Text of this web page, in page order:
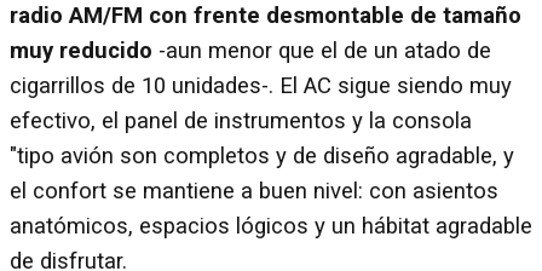
radio AM/FM con frente desmontable de tamaño
muy reducido -aun menor que el de un atado de
cigarrillos de 10 unidades-. El AC sigue siendo muy
efectivo, el panel de instrumentos y la consola
"tipo avión son completos y de diseño agradable, y
el confort se mantiene a buen nivel: con asientos
anatómicos, espacios lógicos y un hábitat agradable
de disfrutar.